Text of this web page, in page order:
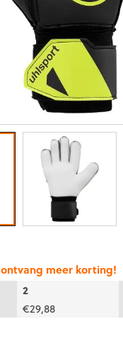
meer korting!
2
€29,88